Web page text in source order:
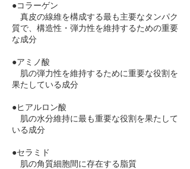
●コラーゲン
真皮の線維を構成する最も主要なタンパク
質で、構造性・弾力性を維持するための重要
な成分
●アミノ酸
肌の弾力性を維持するために重要な役割を
果たしている成分
●ヒアルロン酸
肌の水分維持に最も重要な役割を果たして
いる成分
●セラミド
肌の角質細胞間に存在する脂質